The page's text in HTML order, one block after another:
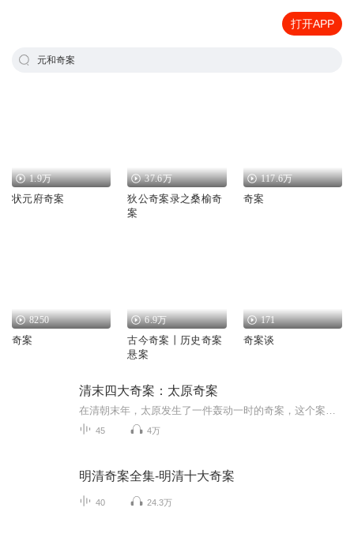
打开APP
元和奇案
1.9万
状元府奇案
37.6万
狄公奇案录之桑榆奇
案
117.6万
奇案
8250
奇案
6.9万
古今奇案丨历史奇案
悬案
171
奇案谈
清末四大奇案：太原奇案
45 4万
明清奇案全集-明清十大奇案
40 24.3万